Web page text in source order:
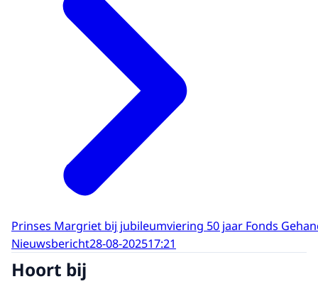
Prinses Margriet bij jubileumviering 50 jaar Fonds
Nieuwsbericht28-08-202517:21
Hoort bij